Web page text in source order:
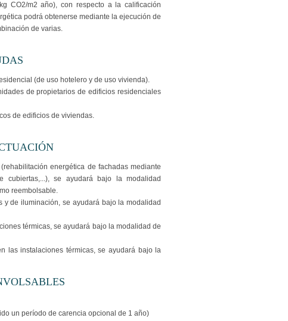
CO2/m2 año), con respecto a la calificación
podrá obtenerse mediante la ejecución de
de varias.
(de uso hotelero y de uso vivienda).
de propietarios de edificios residenciales
de edificios de viviendas.
(rehabilitación energética de fachadas mediante
cubiertas,...), se ayudará bajo la modalidad
reembolsable.
de iluminación, se ayudará bajo la modalidad
térmicas, se ayudará bajo la modalidad de
las instalaciones térmicas, se ayudará bajo la
un período de carencia opcional de 1 año)